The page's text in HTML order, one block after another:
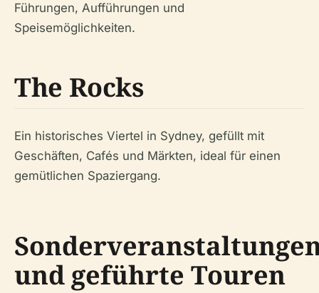
Führungen, Aufführungen und
Speisemöglichkeiten.
The Rocks
Ein historisches Viertel in Sydney, gefüllt mit
Geschäften, Cafés und Märkten, ideal für einen
gemütlichen Spaziergang.
und geführte Touren